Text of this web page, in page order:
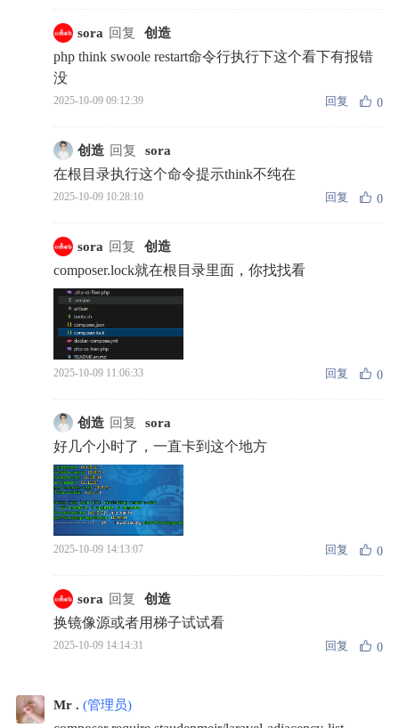
sora 回复 创造
php think swoole restart命令行执行下这个看下有报错
没
2025-10-09 09:12:39 回复 0
创造 回复 sora
在根目录执行这个命令提示think不纯在
2025-10-09 10:28:10 回复 0
sora 回复 创造
composer.lock就在根目录里面，你找找看
2025-10-09 11:06:33 回复 0
创造 回复 sora
好几个小时了，一直卡到这个地方
2025-10-09 14:13:07 回复 0
sora 回复 创造
换镜像源或者用梯子试试看
2025-10-09 14:14:31 回复 0
Mr . (管理员)